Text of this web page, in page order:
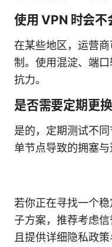
使用 VPN 时会不
在某些地区，运营
制。使用混淀、端
抗力。
是否需要定期更
是的，定期测试不
单节点导致的拥塞与
若你正在寻找一个
子方案，推荐考虑信
且提供详细隐私政